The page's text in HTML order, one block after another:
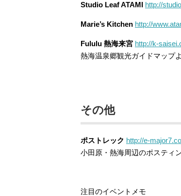
Studio Leaf ATAMI http://
Marie’s Kitchen http://
Fululu 熱海来宮 http://k-
熱海温泉郷観光ガイドマップ
その他
ポストレック http://e-
小田原・熱海周辺のポスティ
注目のイベントメモ